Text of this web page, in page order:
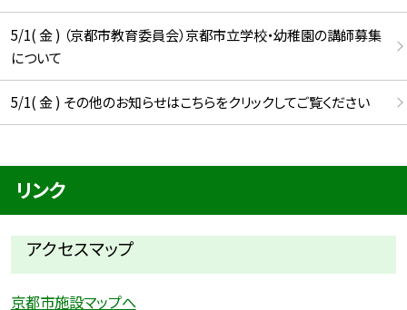
5/1( 金 ) （京都市教育委員会）京都市立学校・幼稚園の講師募集
について
5/1( 金 ) その他のお知らせはこちらをクリックしてご覧ください
リンク
アクセスマップ
京都市施設マップへ